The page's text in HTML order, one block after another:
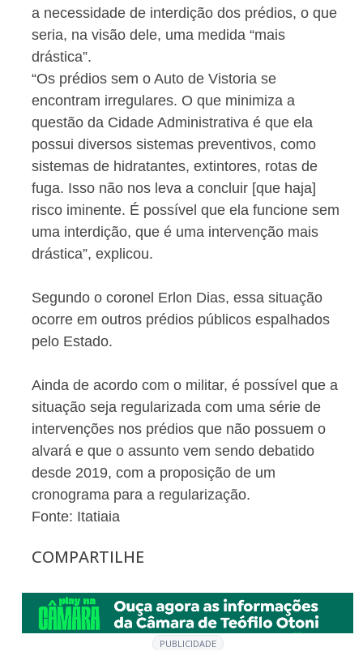
a necessidade de interdição dos prédios, o que
seria, na visão dele, uma medida “mais
drástica”.
“Os prédios sem o Auto de Vistoria se
encontram irregulares. O que minimiza a
questão da Cidade Administrativa é que ela
possui diversos sistemas preventivos, como
sistemas de hidratantes, extintores, rotas de
fuga. Isso não nos leva a concluir [que haja]
risco iminente. É possível que ela funcione sem
uma interdição, que é uma intervenção mais
drástica”, explicou.
Segundo o coronel Erlon Dias, essa situação
ocorre em outros prédios públicos espalhados
pelo Estado.
Ainda de acordo com o militar, é possível que a
situação seja regularizada com uma série de
intervenções nos prédios que não possuem o
alvará e que o assunto vem sendo debatido
desde 2019, com a proposição de um
cronograma para a regularização.
Fonte: Itatiaia
COMPARTILHE
PUBLICIDADE